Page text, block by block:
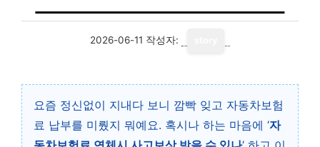
2026-06-11 작성자:
요즘 정신없이 지내다 보니 깜빡 잊고 자동차보험
료 납부를 미뤘지 뭐예요. 혹시나 하는 마음에 ‘자